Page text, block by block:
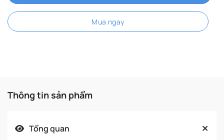
Mua ngay
Thông tin sản phẩm
Tổng quan